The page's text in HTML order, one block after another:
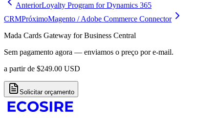
AnteriorLoyalty Program for Dynamics 365
CRMPróximoMagento / Adobe Commerce Connector
Mada Cards Gateway for Business Central
Sem pagamento agora — enviamos o preço por e-mail.
a partir de $249.00 USD
Solicitar orçamento